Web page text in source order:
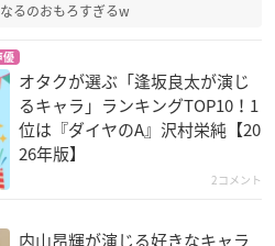
るのおもろすぎるw
優
オタクが選ぶ「逢坂良太が演じ
るキャラ」ランキングTOP10！1
位は『ダイヤのA』沢村栄純【20
26年版】
2コメント
内山昂輝が演じる好きなキャラ